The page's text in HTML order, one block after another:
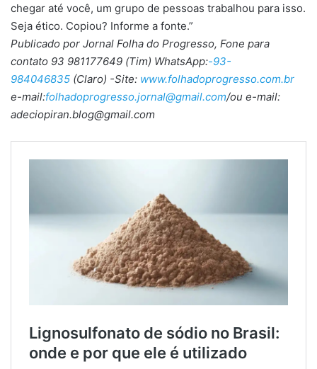
chegar até você, um grupo de pessoas trabalhou para isso.
Seja ético. Copiou? Informe a fonte.”
Publicado por Jornal Folha do Progresso, Fone para
contato 93 981177649 (Tim) WhatsApp:-93-
984046835 (Claro) -Site: www.folhadoprogresso.com.br
e-mail:folhadoprogresso.jornal@gmail.com/ou e-mail:
adeciopiran.blog@gmail.com